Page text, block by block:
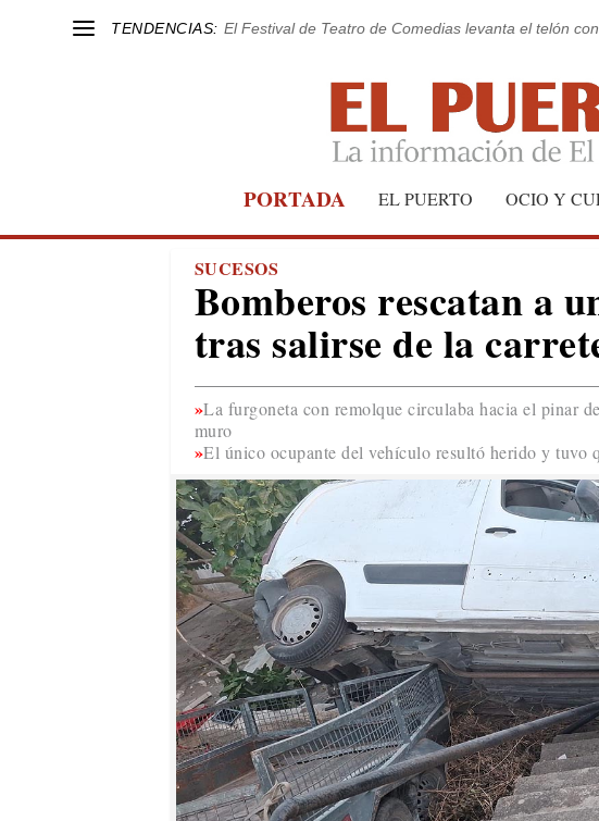
TENDENCIAS: El Festival de Teatro de Comedias levanta el telón
PORTADA EL PUERTO OCIO Y
SUCESOS
Bomberos rescatan a
tras salirse de la
La furgoneta con remolque circulaba hacia el pinar
muro
El único ocupante del vehículo resultó herido y tuvo